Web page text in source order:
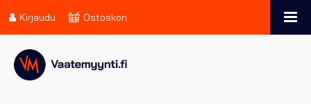
Kirjaudu Ostoskori